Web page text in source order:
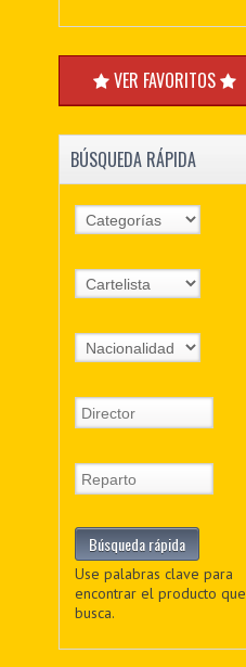
VER FAVORITOS
BÚSQUEDA RÁPIDA
Use palabras clave para
encontrar el producto que
busca.